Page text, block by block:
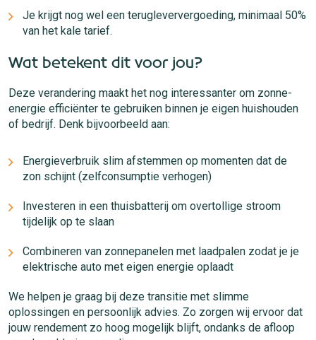
Je krijgt nog wel een terugleververgoeding, minimaal 50%
van het kale tarief.
Wat betekent dit voor jou?
Deze verandering maakt het nog interessanter om zonne-
energie efficiënter te gebruiken binnen je eigen huishouden
of bedrijf. Denk bijvoorbeeld aan:
Energieverbruik slim afstemmen op momenten dat de
zon schijnt (zelfconsumptie verhogen)
Investeren in een thuisbatterij om overtollige stroom
tijdelijk op te slaan
Combineren van zonnepanelen met laadpalen zodat je je
elektrische auto met eigen energie oplaadt
We helpen je graag bij deze transitie met slimme
oplossingen en persoonlijk advies. Zo zorgen wij ervoor dat
jouw rendement zo hoog mogelijk blijft, ondanks de afloop